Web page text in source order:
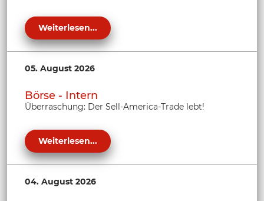
Weiterlesen...
05. August 2026
Börse - Intern
Überraschung: Der Sell-America-Trade lebt!
Weiterlesen...
04. August 2026